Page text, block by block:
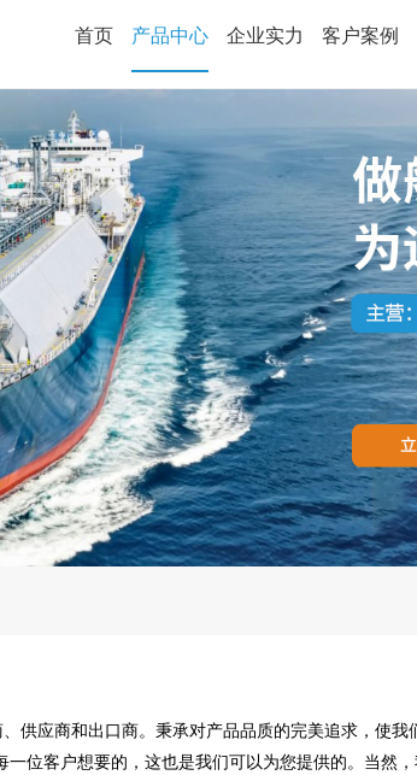
首页 产品中心 企业实力 客户案例
供应商和出口商。秉承对产品品质的完美追求，使我
一位客户想要的，这也是我们可以为您提供的。当然